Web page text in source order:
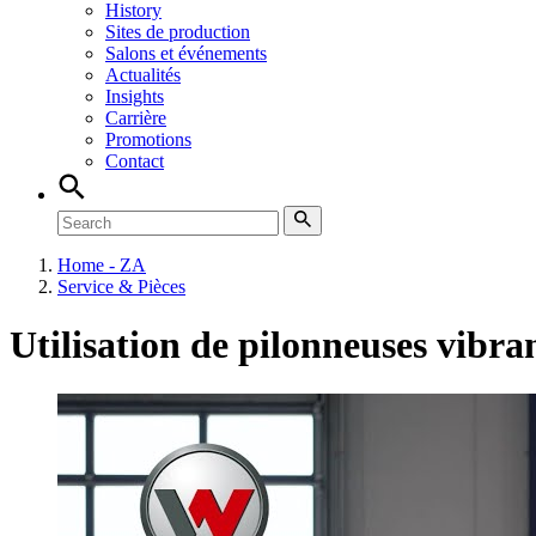
History
Sites de production
Salons et événements
Actualités
Insights
Carrière
Promotions
Contact
Home - ZA
Service & Pièces
Utilisation de pilonneuses